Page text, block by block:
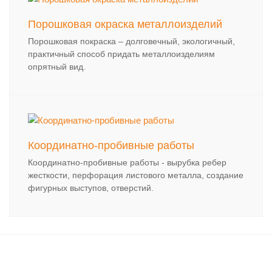
Порошковая окраска металлоизделий
Порошковая покраска – долговечный, экологичный,
практичный способ придать металлоизделиям
опрятный вид.
Координатно-пробивные работы
Координатно-пробивные работы - вырубка ребер
жесткости, перфорация листового металла, создание
фигурных выступов, отверстий.